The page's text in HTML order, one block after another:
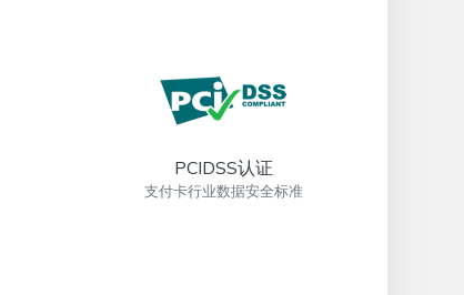
PCIDSS认证
支付卡行业数据安全标准